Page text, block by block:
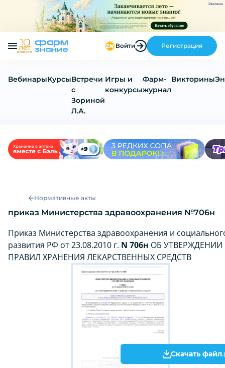
Реклама
Войти Регистрация
ВебинарыКурсыВстречи
с
Зориной
Л.А.
Игры и
конкурсы
Фарм-
журнал
Викторины
Нормативные акты
приказ Министерства здравоохранения №706н
Приказ Министерства здравоохранения и
развития РФ от 23.08.2010 г. N 706н ОБ УТВЕРЖДЕНИИ
ПРАВИЛ ХРАНЕНИЯ ЛЕКАРСТВЕННЫХ СРЕДСТВ
Скачать файл